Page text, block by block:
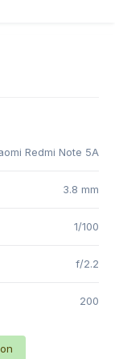
Redmi Note 5A
3.8 mm
1/100
f/2.2
200